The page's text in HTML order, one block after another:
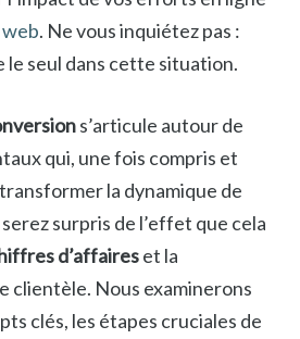
. Ne vous inquiétez pas :
le seul dans cette situation.
s’articule autour de
qui, une fois compris et
la dynamique de
surpris de l’effet que cela
d’affaireset la
clientèle. Nous examinerons
clés, les étapes cruciales de